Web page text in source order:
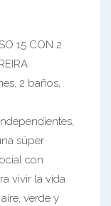
15 CON 2
2 baños,
súper
con
vivir la vida
verde y